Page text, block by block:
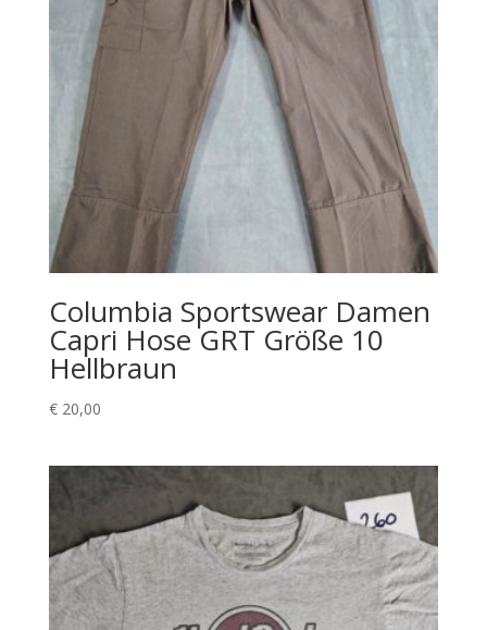
Columbia Sportswear Damen
Capri Hose GRT Größe 10
Hellbraun
€20,00